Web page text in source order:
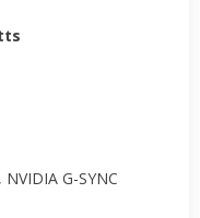
G-SYNC